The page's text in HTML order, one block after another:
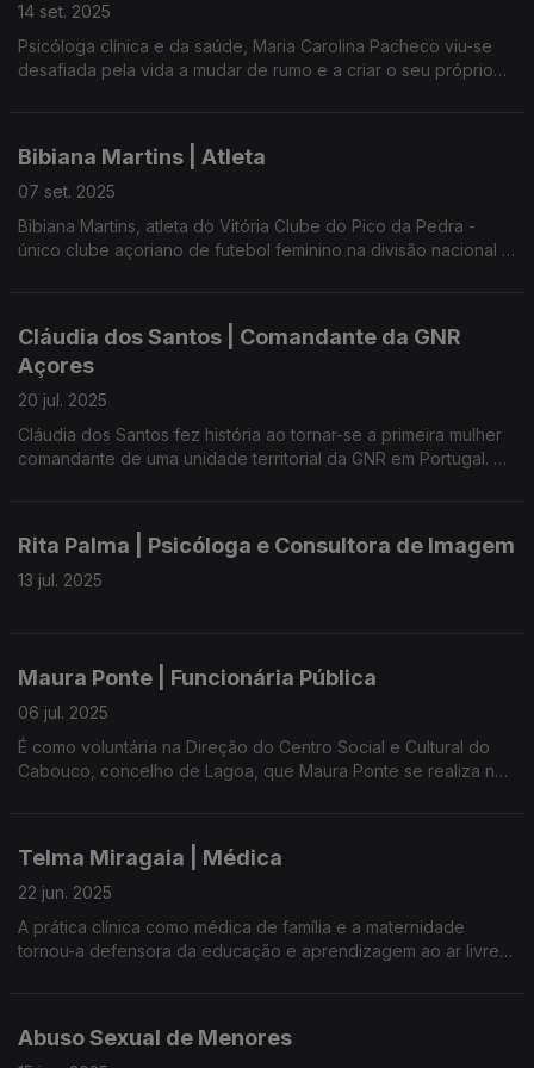
dinamiza em creches, jardins de infância, escolas, bibliotecas
encanta.
14 set. 2025
Psicóloga clínica e da saúde, Maria Carolina Pacheco viu-se
desafiada pela vida a mudar de rumo e a criar o seu próprio
Maria Carolina Pacheco é também compositora e cantora, uma
'criança-mulher' que deseja contribuir para a criação de um
Com Ana Resendes e Maria José Raposo, Presidente da Umar
Bibiana Martins | Atleta
07 set. 2025
Bibiana Martins, atleta do Vitória Clube do Pico da Pedra -
único clube açoriano de futebol feminino na divisão nacional -
Com Ana Resendes e Maria José Raposo, Presidente da Umar
Açores.
Cláudia dos Santos | Comandante da GNR
Açores
20 jul. 2025
Cláudia dos Santos fez história ao tornar-se a primeira mulher
comandante de uma unidade territorial da GNR em Portugal.
os desafios de gerir e coordenar as nove ilhas dos Açores
são o mote para uma conversa sobre a carreira na Guarda
Nacional Republicana.
Rita Palma | Psicóloga e Consultora de Imagem
13 jul. 2025
Maura Ponte | Funcionária Pública
06 jul. 2025
É como voluntária na Direção do Centro Social e Cultural do
Cabouco, concelho de Lagoa, que Maura Ponte se realiza na
Os desafios da mulher, da profissional, do voluntariado e dos
sonhos para o centro que dirige são motivos para a conversa
Ana Resendes e Maria José Raposo da UMAR - Açores.
Telma Miragaia | Médica
22 jun. 2025
A prática clínica como médica de família e a maternidade
tornou-a defensora da educação e aprendizagem ao ar livre,
Médica de Família do Centro de Saúde de Ponta Delgada,
Abuso Sexual de Menores